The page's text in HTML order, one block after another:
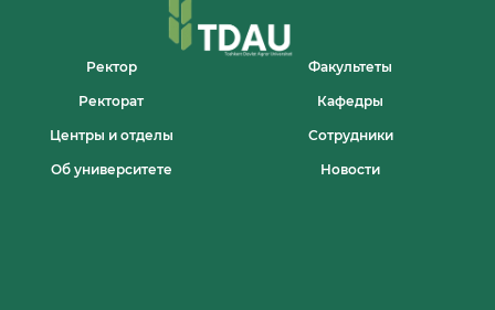
Ректор Факультеты
Ректорат Кафедры
Центры и отделы Сотрудники
Об университете Новости